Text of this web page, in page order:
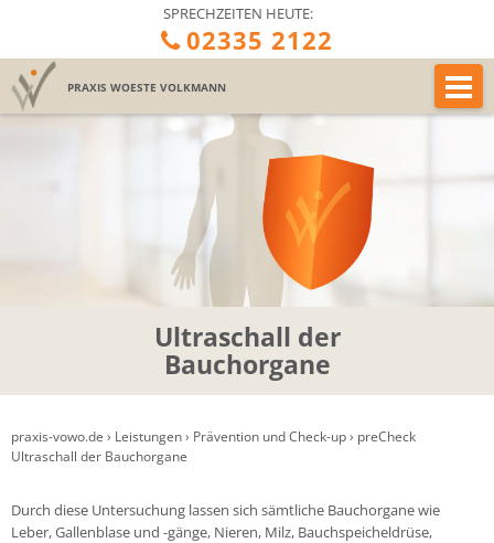
SPRECHZEITEN HEUTE:
02335 2122
PRAXIS WOESTE VOLKMANN
Ultraschall der
Bauchorgane
praxis-vowo.de › Leistungen› Prävention und Check-up› preCheck
Ultraschall der Bauchorgane
Durch diese Untersuchung lassen sich sämtliche Bauchorgane wie
Leber, Gallenblase und -gänge, Nieren, Milz, Bauchspeicheldrüse,